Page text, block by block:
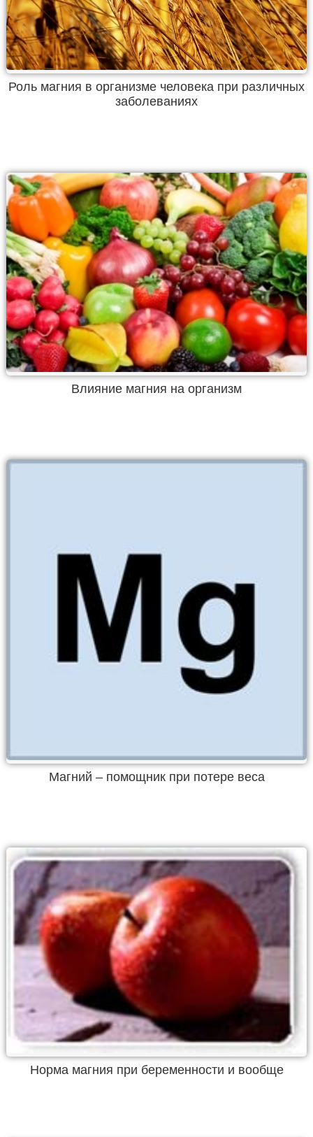
Роль магния в организме человека при различных
заболеваниях
Влияние магния на организм
Магний – помощник при потере веса
Норма магния при беременности и вообще